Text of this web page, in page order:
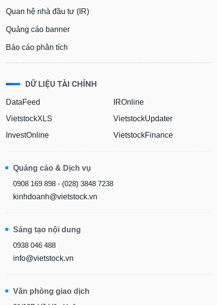
Quan hệ nhà đầu tư (IR)
Quảng cáo banner
Báo cáo phân tích
DỮ LIỆU TÀI CHÍNH
DataFeed
VietstockXLS
InvestOnline
IROnline
VietstockUpdater
VietstockFinance
Quảng cáo & Dịch vụ
0908 169 898 - (028) 3848 7238
kinhdoanh@vietstock.vn
Sáng tạo nội dung
0938 046 488
info@vietstock.vn
Văn phòng giao dịch